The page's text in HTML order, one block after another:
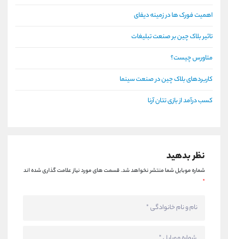
اهمیت فورک ها در زمینه دیفای
تاثیر بلاک چین بر صنعت تبلیغات
متاورس چیست؟
کاربردهای بلاک چین در صنعت سینما
کسب درآمد از بازی تتان آرنا
نظر بدهید
شماره موبایل شما منتشر نخواهد شد.قسمت های مورد نیاز علامت گذاری شده اند
*